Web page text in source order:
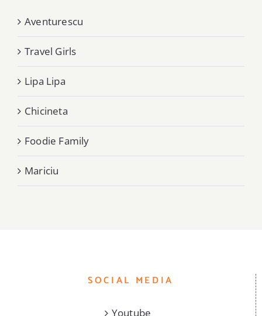
Aventurescu
Travel Girls
Lipa Lipa
Chicineta
Foodie Family
Mariciu
SOCIAL MEDIA
Youtube